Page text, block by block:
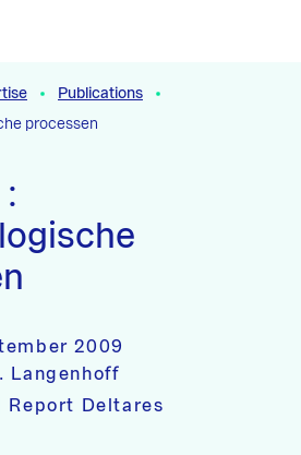
Publications
processen
2009
Langenhoff
Report Deltares